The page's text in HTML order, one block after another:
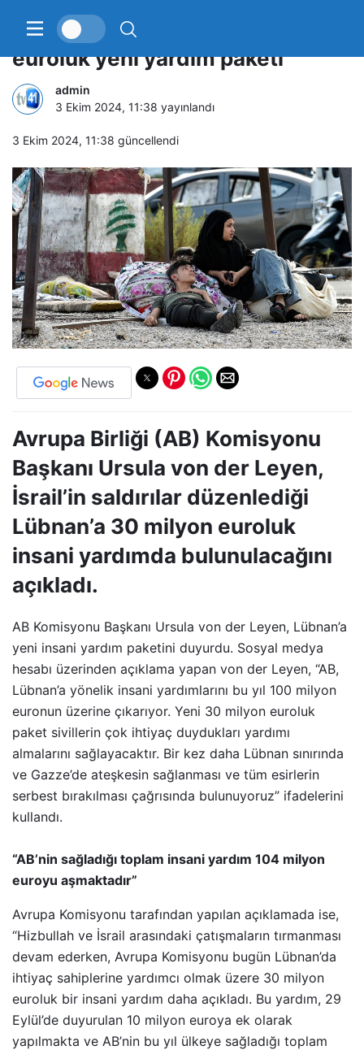
AB’den Lübnan’a 30 milyon
euroluk yeni yardım paketi
admin
3 Ekim 2024, 11:38 yayınlandı
3 Ekim 2024, 11:38 güncellendi
Avrupa Birliği (AB) Komisyonu
Başkanı Ursula von der Leyen,
İsrail’in saldırılar düzenlediği
Lübnan’a 30 milyon euroluk
insani yardımda bulunulacağını
açıkladı.
AB Komisyonu Başkanı Ursula von der Leyen, Lübnan’a
yeni insani yardım paketini duyurdu. Sosyal medya
hesabı üzerinden açıklama yapan von der Leyen, “AB,
Lübnan’a yönelik insani yardımlarını bu yıl 100 milyon
euronun üzerine çıkarıyor. Yeni 30 milyon euroluk
paket sivillerin çok ihtiyaç duydukları yardımı
almalarını sağlayacaktır. Bir kez daha Lübnan sınırında
ve Gazze’de ateşkesin sağlanması ve tüm esirlerin
serbest bırakılması çağrısında bulunuyoruz” ifadelerini
kullandı.
“AB’nin sağladığı toplam insani yardım 104 milyon
euroyu aşmaktadır”
Avrupa Komisyonu tarafından yapılan açıklamada ise,
“Hizbullah ve İsrail arasındaki çatışmaların tırmanması
devam ederken, Avrupa Komisyonu bugün Lübnan’da
ihtiyaç sahiplerine yardımcı olmak üzere 30 milyon
euroluk bir insani yardım daha açıkladı. Bu yardım, 29
Eylül’de duyurulan 10 milyon euroya ek olarak
yapılmakta ve AB’nin bu yıl ülkeye sağladığı toplam